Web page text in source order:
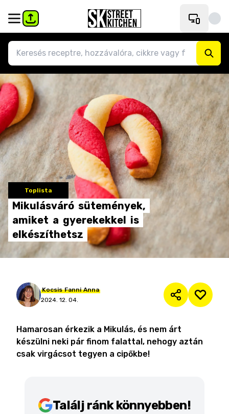
Toplista
Mikulásváró sütemények,
amiket a gyerekekkel is
elkészíthetsz
Kocsis Fanni Anna
2024. 12. 04.
Hamarosan érkezik a Mikulás, és nem árt
készülni neki pár finom falattal, nehogy aztán
csak virgácsot tegyen a cipőkbe!
Találj ránk könnyebben!